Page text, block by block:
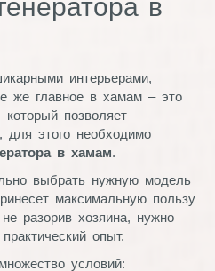
в
интерьерами,
же главное в хамам – это
позволяет
для этого необходимо
в хамам.
выбрать нужную модель
максимальную пользу
разорив хозяина, нужно
опыт.
условий: